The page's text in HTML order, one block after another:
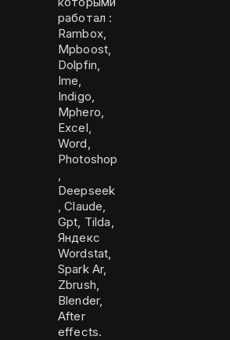
работал :
Rambox,
Mpboost,
Dolpfin,
Ime,
Indigo,
Mphero,
Excel,
Word,
Photoshop
,
Deepseek
, Claude,
Gpt, Tilda,
Яндекс
Wordstat,
Spark Ar,
Zbrush,
Blender,
After
effects.